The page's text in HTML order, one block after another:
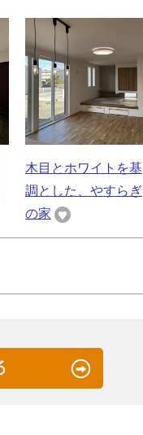
木目とホワイトを基
調とした、やすらぎ
の家